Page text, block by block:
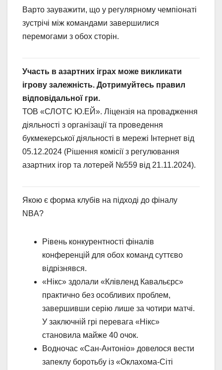
Варто зауважити, що у регулярному чемпіонаті
зустрічі між командами завершилися
перемогами з обох сторін.
Участь в азартних іграх може викликати
ігрову залежність. Дотримуйтесь правил
відповідальної гри.
ТОВ «СЛОТС Ю.ЕЙ». Ліцензія на провадження
діяльності з організації та проведення
букмекерської діяльності в мережі Інтернет від
05.12.2024 (Рішення комісії з регулювання
азартних ігор та лотерей №559 від 21.11.2024).
Якою є форма клубів на підході до фіналу
NBA?
Рівень конкурентності фіналів
конференцій для обох команд суттєво
відрізнявся.
«Нікс» здолали «Клівленд Кавальєрс»
практично без особливих проблем,
завершивши серію лише за чотири матчі.
У заключній грі перевага «Нікс»
становила майже 40 очок.
Водночас «Сан-Антоніо» довелося вести
запеклу боротьбу із «Оклахома-Сіті